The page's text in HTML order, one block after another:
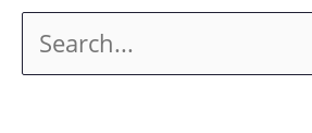
ö